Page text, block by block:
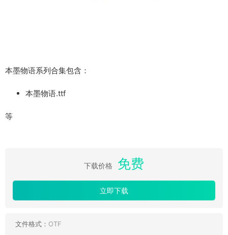
本墨物语系列合集包含：
本墨物语.ttf
等
下载价格 免费
立即下载
文件格式： OTF